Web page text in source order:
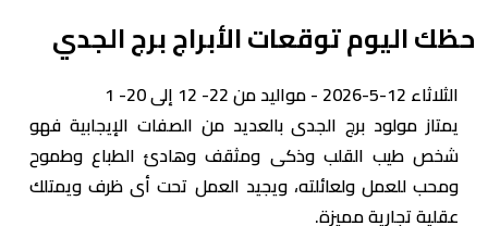
حظك اليوم توقعات الأبراج برج الجدي
الثلاثاء 12-5-2026 - مواليد من 22- 12 إلى 20- 1
يمتاز مولود برج الجدى بالعديد من الصفات الإيجابية فهو
شخص طيب القلب وذكى ومثقف وهادئ الطباع وطموح
ومحب للعمل ولعائلته، ويجيد العمل تحت أى ظرف ويمتلك
عقلية تجارية مميزة.